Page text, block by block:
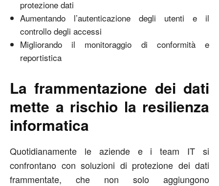
protezione dati
Aumentando l’autenticazione degli utenti e il
controllo degli accessi
Migliorando il monitoraggio di conformità e
reportistica
La frammentazione dei dati
mette a rischio la resilienza
informatica
Quotidianamente le aziende e i team IT si
confrontano con soluzioni di protezione dei dati
frammentate, che non solo aggiungono